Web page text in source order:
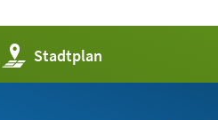
Stadtplan
(Öffnet
in
einem